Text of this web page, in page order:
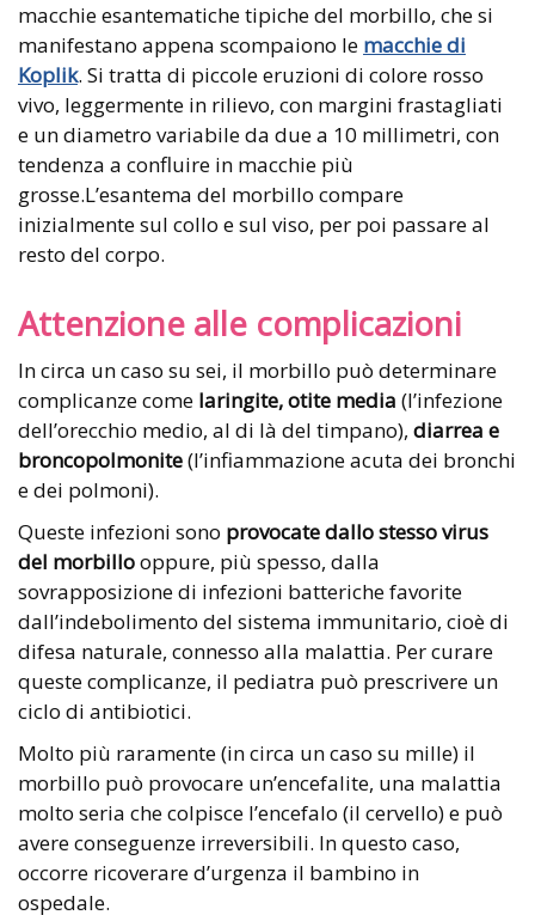
macchie esantematiche tipiche del morbillo, che si
manifestano appena scompaiono le macchie di
Koplik. Si tratta di piccole eruzioni di colore rosso
vivo, leggermente in rilievo, con margini frastagliati
e un diametro variabile da due a 10 millimetri, con
tendenza a confluire in macchie più
grosse.L’esantema del morbillo compare
inizialmente sul collo e sul viso, per poi passare al
resto del corpo.
Attenzione alle complicazioni
In circa un caso su sei, il morbillo può determinare
complicanze come laringite, otite media (l’infezione
dell’orecchio medio, al di là del timpano), diarrea e
broncopolmonite(l’infiammazione acuta dei bronchi
e dei polmoni).
Queste infezioni sono provocate dallo stesso virus
del morbillooppure, più spesso, dalla
sovrapposizione di infezioni batteriche favorite
dall’indebolimento del sistema immunitario, cioè di
difesa naturale, connesso alla malattia. Per curare
queste complicanze, il pediatra può prescrivere un
ciclo di antibiotici.
Molto più raramente (in circa un caso su mille) il
morbillo può provocare un’encefalite, una malattia
molto seria che colpisce l’encefalo (il cervello) e può
avere conseguenze irreversibili. In questo caso,
occorre ricoverare d’urgenza il bambino in
ospedale.